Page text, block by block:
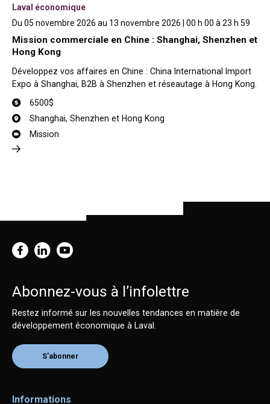
Laval économique
Du 05 novembre 2026 au 13 novembre 2026 | 00 h 00 à 23 h 59
Mission commerciale en Chine : Shanghai, Shenzhen et
Hong Kong
Développez vos affaires en Chine : China International Import
Expo à Shanghai, B2B à Shenzhen et réseautage à Hong Kong.
6500$
Shanghai, Shenzhen et Hong Kong
Mission
Abonnez-vous à l’infolettre
Restez informé sur les nouvelles tendances en matière de
développement économique à Laval.
S'abonner
Informations